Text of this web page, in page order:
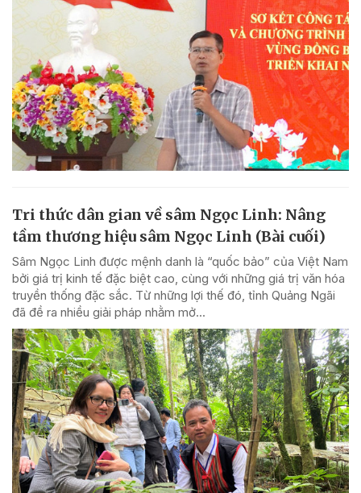
Tri thức dân gian về sâm Ngọc Linh: Nâng
tầm thương hiệu sâm Ngọc Linh (Bài cuối)
Sâm Ngọc Linh được mệnh danh là “quốc bảo” của Việt Nam
bởi giá trị kinh tế đặc biệt cao, cùng với những giá trị văn hóa
truyền thống đặc sắc. Từ những lợi thế đó, tỉnh Quảng Ngãi
đã đề ra nhiều giải pháp nhằm mở...